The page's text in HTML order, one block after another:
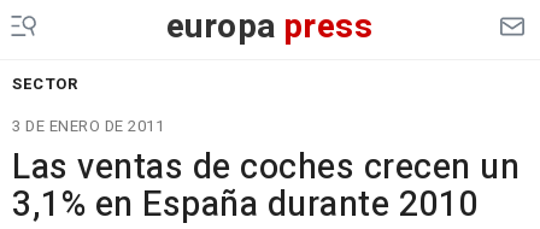
europa press
SECTOR
3 DE ENERO DE 2011
Las ventas de coches crecen un
3,1% en España durante 2010